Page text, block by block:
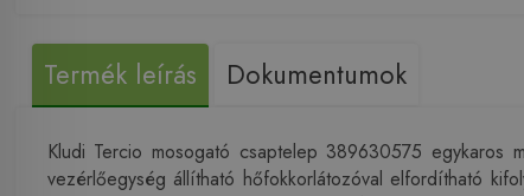
Termék leírás Dokumentumok
Kludi Tercio mosogató csaptelep 389630575
vezérlőegység állítható hőfokkorlátozóval elfordítható